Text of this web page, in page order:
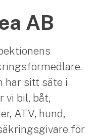
AB
har sitt säte i
vi bil, båt,
ATV, hund,
för